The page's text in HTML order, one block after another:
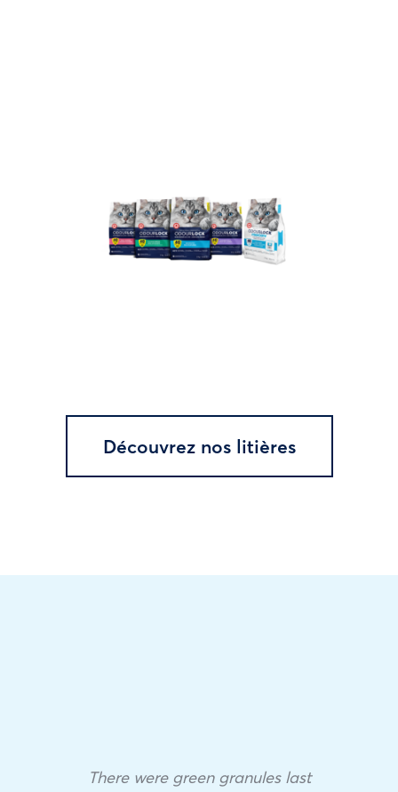
Découvrez nos litières
There were green granules last